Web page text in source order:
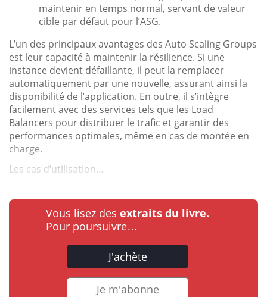
maintenir en temps normal, servant de valeur
cible par défaut pour l’ASG.
L’un des principaux avantages des Auto Scaling Groups
est leur capacité à maintenir la résilience. Si une
instance devient défaillante, il peut la remplacer
automatiquement par une nouvelle, assurant ainsi la
disponibilité de l’application. En outre, il s’intègre
facilement avec des services tels que les Load
Balancers pour distribuer le trafic et garantir des
performances optimales, même en cas de montée en
charge.
Les cas d’utilisation...
Vous lisez des extraits du livre.
Pour poursuivre…
J'achète
Je m'abonne